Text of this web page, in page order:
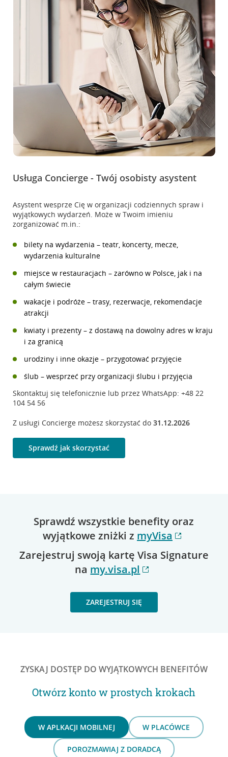
Usługa Concierge - Twój osobisty asystent
Asystent wesprze Cię w organizacji codziennych spraw i
wyjątkowych wydarzeń. Może w Twoim imieniu
zorganizować m.in.:
bilety na wydarzenia – teatr, koncerty, mecze,
wydarzenia kulturalne
miejsce w restauracjach – zarówno w Polsce, jak i na
całym świecie
wakacje i podróże – trasy, rezerwacje, rekomendacje
atrakcji
kwiaty i prezenty – z dostawą na dowolny adres w kraju
i za granicą
urodziny i inne okazje – przygotować przyjęcie
ślub – wesprzeć przy organizacji ślubu i przyjęcia
Skontaktuj się telefonicznie lub przez WhatsApp: +48 22
104 54 56
Z usługi Concierge możesz skorzystać do 31.12.2026
Sprawdź jak skorzystać
Sprawdź wszystkie benefity oraz
wyjątkowe zniżki z myVisa
Zarejestruj swoją kartę Visa Signature
na my.visa.pl
ZAREJESTRUJ SIĘ
ZYSKAJ DOSTĘP DO WYJĄTKOWYCH BENEFITÓW
Otwórz konto w prostych krokach
W APLKACJI MOBILNEJ W PLACÓWCE
POROZMAWIAJ Z DORADCĄ